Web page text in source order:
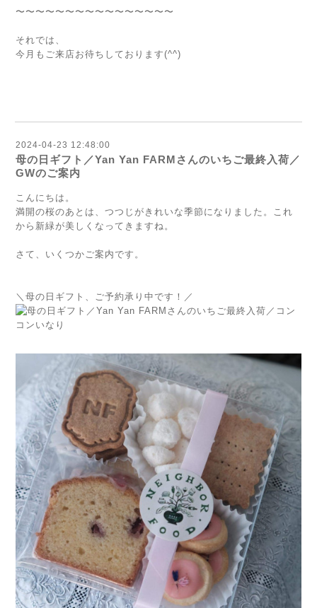
〜〜〜〜〜〜〜〜〜〜〜〜〜〜〜〜
それでは、
今月もご来店お待ちしております(^^)
2024-04-23 12:48:00
母の日ギフト／Yan Yan FARMさんのいちご最終入荷／
GWのご案内
こんにちは。
満開の桜のあとは、つつじがきれいな季節になりました。これ
から新緑が美しくなってきますね。
さて、いくつかご案内です。
＼母の日ギフト、ご予約承り中です！／